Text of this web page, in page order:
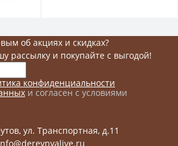
об акциях и скидках?
рассылку и покупайте с выгодой!
конфиденциальности
и согласен с условиями
ул. Транспортная, д.11